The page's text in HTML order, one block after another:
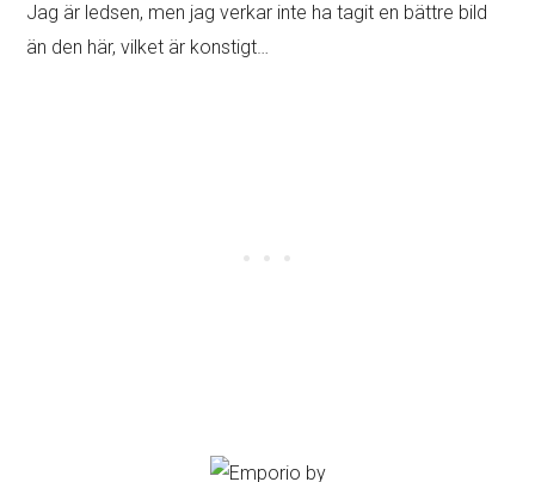
Jag är ledsen, men jag verkar inte ha tagit en bättre bild
än den här, vilket är konstigt…